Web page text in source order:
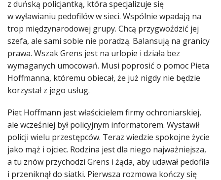
z duńską policjantką, która specjalizuje się
w wyławianiu pedofilów w sieci. Wspólnie wpadają na
trop międzynarodowej grupy. Chcą przygwoździć jej
szefa, ale sami sobie nie poradzą. Balansują na granicy
prawa. Wszak Grens jest na urlopie i działa bez
wymaganych umocowań. Musi poprosić o pomoc Pieta
Hoffmanna, któremu obiecał, że już nigdy nie będzie
korzystał z jego usług.
Piet Hoffmann jest właścicielem firmy ochroniarskiej,
ale wcześniej był policyjnym informatorem. Wystawił
policji wielu przestępców. Teraz wiedzie spokojne życie
jako mąż i ojciec. Rodzina jest dla niego najważniejsza,
a tu znów przychodzi Grens i żąda, aby udawał pedofila
i przeniknął do siatki. Pierwsza rozmowa kończy się